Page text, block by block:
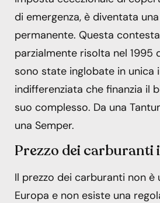
di emergenza, è diventata
permanente. Questa
parzialmente risolta nel 1995
sono state inglobate in unica
indifferenziata che finanzia il
suo complesso. Da una
una Semper.
Prezzo dei carburanti
Il prezzo dei carburanti non
Europa e non esiste una